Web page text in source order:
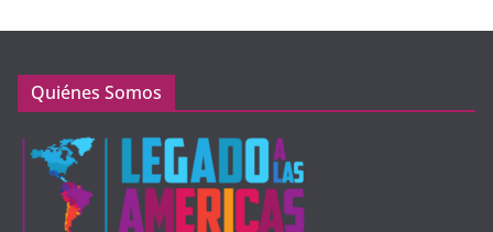
Quiénes Somos